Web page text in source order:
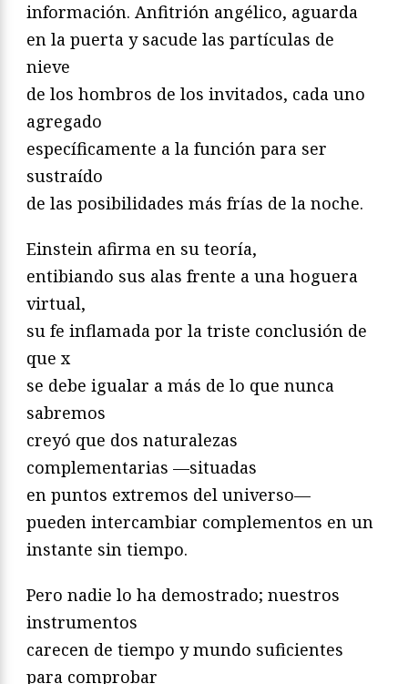
información. Anfitrión angélico, aguarda
en la puerta y sacude las partículas de
nieve
de los hombros de los invitados, cada uno
agregado
específicamente a la función para ser
sustraído
de las posibilidades más frías de la noche.
Einstein afirma en su teoría,
entibiando sus alas frente a una hoguera
virtual,
su fe inflamada por la triste conclusión de
que x
se debe igualar a más de lo que nunca
sabremos
creyó que dos naturalezas
complementarias —situadas
en puntos extremos del universo—
pueden intercambiar complementos en un
instante sin tiempo.
Pero nadie lo ha demostrado; nuestros
instrumentos
carecen de tiempo y mundo suficientes
para comprobar